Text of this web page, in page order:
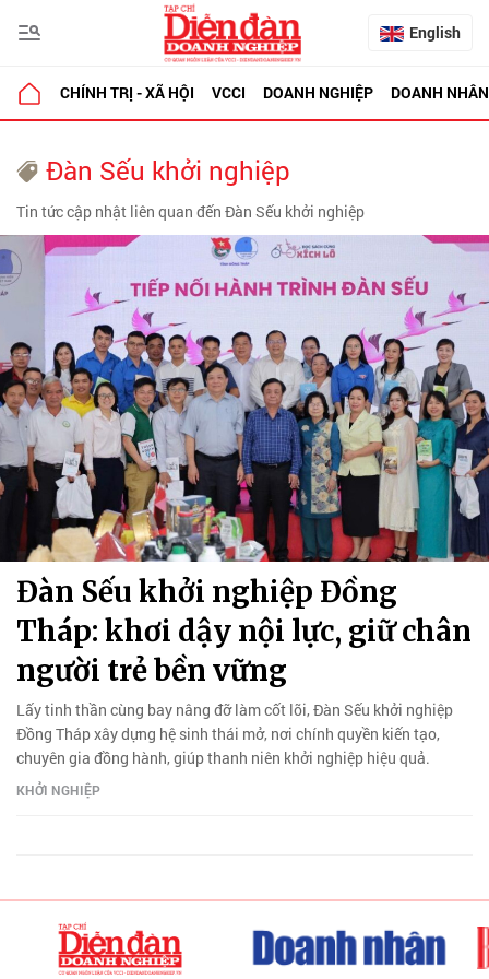
English
CHÍNH TRỊ - XÃ HỘI VCCI DOANH NGHIỆP DOANH NHÂN
Đàn Sếu khởi nghiệp
Tin tức cập nhật liên quan đến Đàn Sếu khởi nghiệp
Đàn Sếu khởi nghiệp Đồng
Tháp: khơi dậy nội lực, giữ chân
người trẻ bền vững
Lấy tinh thần cùng bay nâng đỡ làm cốt lõi, Đàn Sếu khởi nghiệp
Đồng Tháp xây dựng hệ sinh thái mở, nơi chính quyền kiến tạo,
chuyên gia đồng hành, giúp thanh niên khởi nghiệp hiệu quả.
KHỞI NGHIỆP